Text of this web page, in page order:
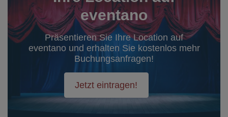
eventano
Präsentieren Sie Ihre Location auf
eventano und erhalten Sie kostenlos mehr
Buchungsanfragen!
Jetzt eintragen!